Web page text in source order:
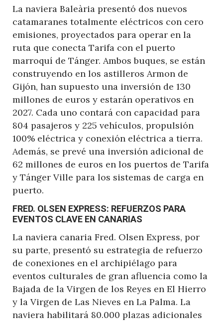
La naviera Baleària presentó dos nuevos
catamaranes totalmente eléctricos con cero
emisiones, proyectados para operar en la
ruta que conecta Tarifa con el puerto
marroquí de Tánger. Ambos buques, se están
construyendo en los astilleros Armon de
Gijón, han supuesto una inversión de 130
millones de euros y estarán operativos en
2027. Cada uno contará con capacidad para
804 pasajeros y 225 vehículos, propulsión
100% eléctrica y conexión eléctrica a tierra.
Además, se prevé una inversión adicional de
62 millones de euros en los puertos de Tarifa
y Tánger Ville para los sistemas de carga en
puerto.
FRED. OLSEN EXPRESS: REFUERZOS PARA
EVENTOS CLAVE EN CANARIAS
La naviera canaria Fred. Olsen Express, por
su parte, presentó su estrategia de refuerzo
de conexiones en el archipiélago para
eventos culturales de gran afluencia como la
Bajada de la Virgen de los Reyes en El Hierro
y la Virgen de Las Nieves en La Palma. La
naviera habilitará 80.000 plazas adicionales